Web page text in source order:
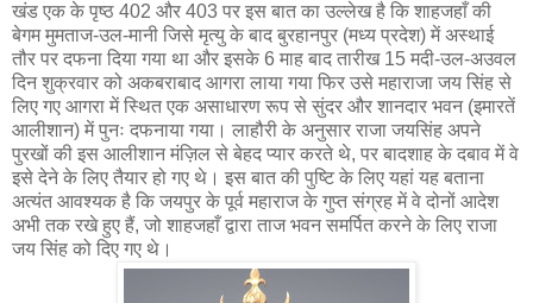
खंड एक के पृष्ठ 402 और 403 पर इस बात का उल्लेख है कि शाहजहाँ की
बेगम मुमताज-उल-मानी जिसे मृत्यु के बाद बुरहानपुर (मध्य प्रदेश) में अस्थाई
तौर पर दफना दिया गया था और इसके 6 माह बाद तारीख 15 मदी-उल-अउवल
दिन शुक्रवार को अकबराबाद आगरा लाया गया फिर उसे महाराजा जय सिंह से
लिए गए आगरा में स्थित एक असाधारण रूप से सुंदर और शानदार भवन (इमारतें
आलीशान) में पुनः दफनाया गया। लाहौरी के अनुसार राजा जयसिंह अपने
पुरखों की इस आलीशान मंज़िल से बेहद प्यार करते थे, पर बादशाह के दबाव में वे
इसे देने के लिए तैयार हो गए थे। इस बात की पुष्टि के लिए यहां यह बताना
अत्यंत आवश्यक है कि जयपुर के पूर्व महाराज के गुप्त संग्रह में वे दोनों आदेश
अभी तक रखे हुए हैं, जो शाहजहाँ द्वारा ताज भवन समर्पित करने के लिए राजा
जय सिंह को दिए गए थे।